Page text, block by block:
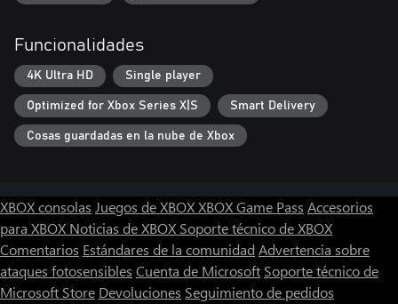
Funcionalidades
4K Ultra HD Single player
Optimized for Xbox Series X|S Smart Delivery
Cosas guardadas en la nube de Xbox
XBOX consolas Juegos de XBOXXBOX Game Pass Accesorios
para XBOX Noticias de XBOX Soporte técnico de XBOX
Comentarios Estándares de la comunidad Advertencia sobre
ataques fotosensibles Cuenta de Microsoft Soporte técnico de
Microsoft Store Devoluciones Seguimiento de pedidos